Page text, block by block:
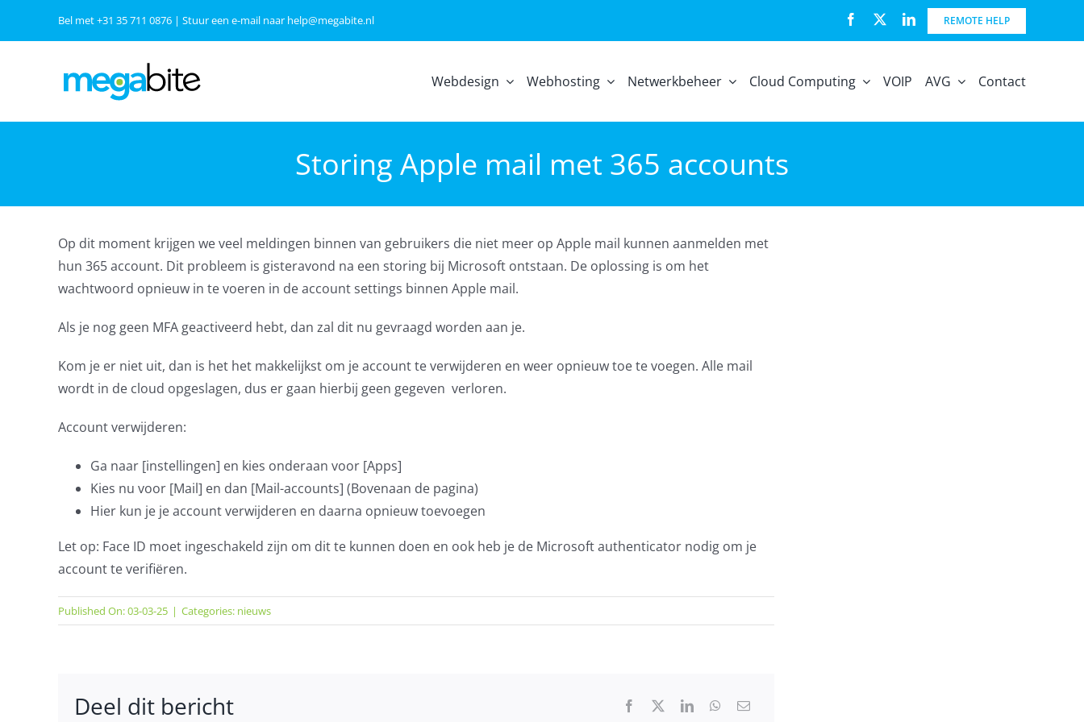
Bel met+31 35 711 0876| Stuur een e-mail naar help@megabite.nl REMOTE HELP
Webdesign Webhosting Netwerkbeheer Cloud Computing VOIP AVG Contact
Storing Apple mail met 365 accounts
Op dit moment krijgen we veel meldingen binnen van gebruikers die niet meer op Apple mail kunnen aanmelden met
hun 365 account. Dit probleem is gisteravond na een storing bij Microsoft ontstaan. De oplossing is om het
wachtwoord opnieuw in te voeren in de account settings binnen Apple mail.
Als je nog geen MFA geactiveerd hebt, dan zal dit nu gevraagd worden aan je.
Kom je er niet uit, dan is het het makkelijkst om je account te verwijderen en weer opnieuw toe te voegen. Alle mail
wordt in de cloud opgeslagen, dus er gaan hierbij geen gegeven verloren.
Account verwijderen:
Ga naar [instellingen] en kies onderaan voor [Apps]
Kies nu voor [Mail] en dan [Mail-accounts] (Bovenaan de pagina)
Hier kun je je account verwijderen en daarna opnieuw toevoegen
Let op: Face ID moet ingeschakeld zijn om dit te kunnen doen en ook heb je de Microsoft authenticator nodig om je
account te verifiëren.
Published On: 03-03-25 | Categories: nieuws
Deel dit bericht